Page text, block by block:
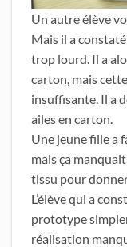
Un autre élève
Mais il a
trop lourd. Il a
carton, mais
insuffisante. Il a
ailes en carton.
Une jeune fille a
mais ça
tissu pour
L’élève qui a
prototype
réalisation